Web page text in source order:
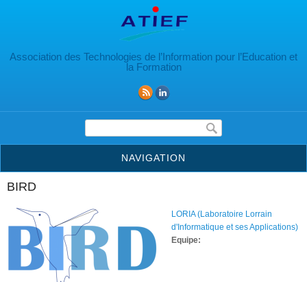
Association des Technologies de l’Information pour l’Education et
la Formation
Formulaire de recherche
NAVIGATION
BIRD
LORIA (Laboratoire Lorrain
d'Informatique et ses Applications)
Equipe: